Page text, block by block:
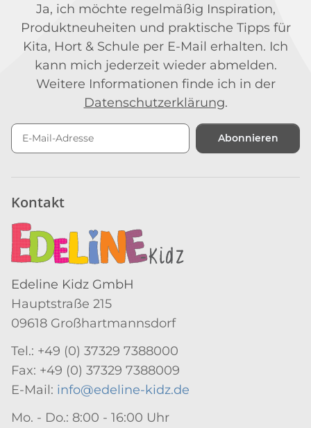
Ja, ich möchte regelmäßig Inspiration,
Produktneuheiten und praktische Tipps für
Kita, Hort & Schule per E-Mail erhalten. Ich
kann mich jederzeit wieder abmelden.
Weitere Informationen finde ich in der
Datenschutzerklärung.
Abonnieren
Kontakt
Edeline Kidz GmbH
Hauptstraße 215
09618 Großhartmannsdorf
Tel.: +49 (0) 37329 7388000
Fax: +49 (0) 37329 7388009
E-Mail: info@edeline-kidz.de
Mo. - Do.: 8:00 - 16:00 Uhr